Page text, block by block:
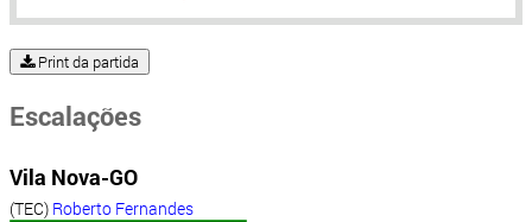
Print da partida
Escalações
Vila Nova-GO
(TEC) Roberto Fernandes